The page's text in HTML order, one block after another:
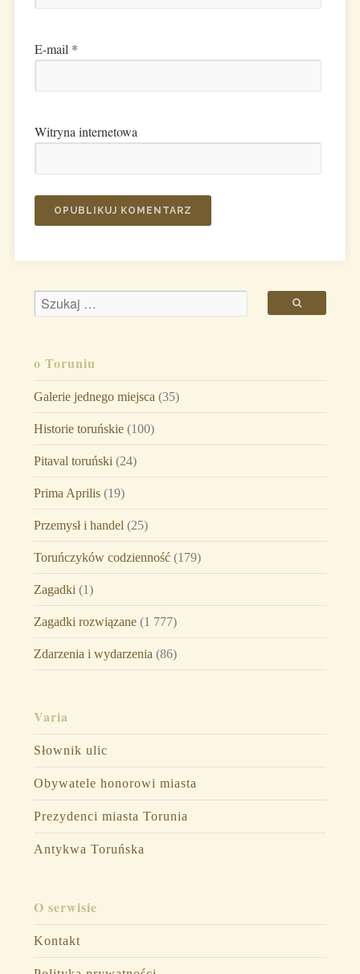
E-mail *
Witryna internetowa
o Toruniu
Galerie jednego miejsca (35)
Historie toruńskie(100)
Pitaval toruński (24)
Prima Aprilis(19)
Przemysł i handel (25)
Toruńczyków codzienność(179)
Zagadki (1)
Zagadki rozwiązane(1 777)
Zdarzenia i wydarzenia (86)
Varia
Słownik ulic
Obywatele honorowi miasta
Prezydenci miasta Torunia
Antykwa Toruńska
O serwisie
Kontakt